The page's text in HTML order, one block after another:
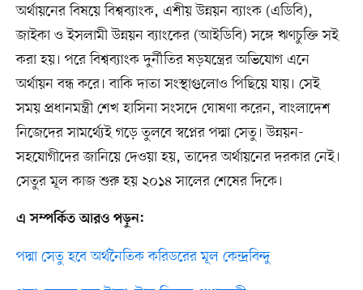
অর্থায়নের বিষয়ে বিশ্বব্যাংক, এশীয় উন্নয়ন ব্যাংক (এডিবি),
জাইকা ও ইসলামী উন্নয়ন ব্যাংকের (আইডিবি) সঙ্গে ঋণচুক্তি সই
করা হয়। পরে বিশ্বব্যাংক দুর্নীতির ষড়যন্ত্রের অভিযোগ এনে
অর্থায়ন বন্ধ করে। বাকি দাতা সংস্থাগুলোও পিছিয়ে যায়। সেই
সময় প্রধানমন্ত্রী শেখ হাসিনা সংসদে ঘোষণা করেন, বাংলাদেশ
নিজেদের সামর্থ্যেই গড়ে তুলবে স্বপ্নের পদ্মা সেতু। উন্নয়ন-
সহযোগীদের জানিয়ে দেওয়া হয়, তাদের অর্থায়নের দরকার নেই।
সেতুর মূল কাজ শুরু হয় ২০১৪ সালের শেষের দিকে।
এ সম্পর্কিত আরও পড়ুন:
পদ্মা সেতু হবে অর্থনৈতিক করিডরের মূল কেন্দ্রবিন্দু